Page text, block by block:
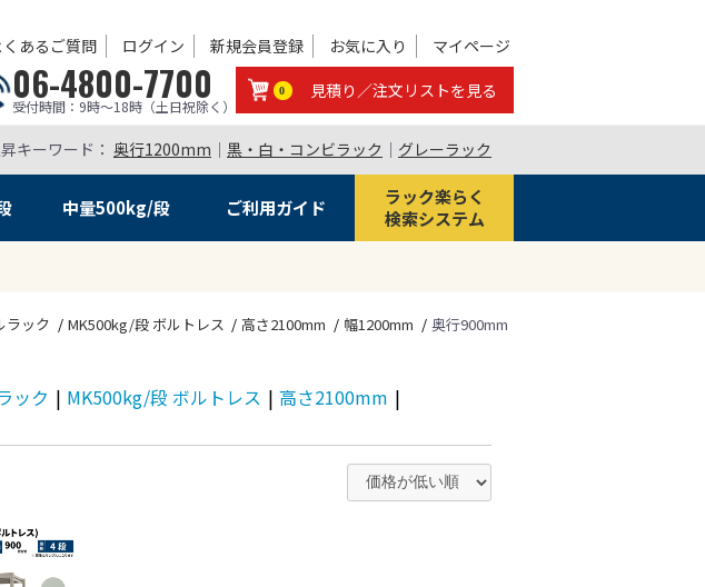
くあるご質問 ログイン 新規会員登録 お気に入り マイページ
06-4800-7700
受付時間：9時～18時（土日祝除く）
0 見積り／注文リストを見る
キーワード： 奥行1200mm ｜ 黒・白・コンビラック ｜ グレーラック
中量500kg/段 ご利用ガイド
ラック楽らく
検索システム
ラック MK500kg/段 ボルトレス 高さ2100mm 幅1200mm 奥行900mm
ック | MK500kg/段 ボルトレス | 高さ2100mm |